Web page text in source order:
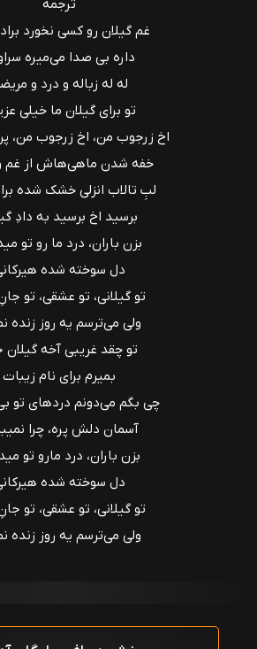
ترجمه
غم گیلان رو کسی نخورد
داره بی صدا می‌میره
له له زباله و درد و
تو برای گیلان ما خیلی
اخ زرجوب من، اخ زرجوب من،
خفه‌ شدن ماهی‌هاش از غم
لبِ تالاب انزلی خشک شده
برسید اخ برسید به دادِ
بزن باران، درد ما رو تو
دل سوخته شده
تو گیلانی، تو عشقی، تو
ولی می‌ترسم یه روز زنده
تو چقد غريبی آخه گیلان
بمیرم برای نام زیبات
چی بگم می‌دونم دردهای تو
آسمان دلش پره، چرا
بزن باران، درد مارو تو
دل سوخته شده
تو گیلانی، تو عشقی، تو
ولی می‌ترسم یه روز زنده